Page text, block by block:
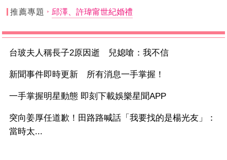
推薦專題 邱澤、許瑋甯世紀婚禮
台玻夫人稱長子2原因逝 兒媳嗆：我不信
新聞事件即時更新 所有消息一手掌握！
一手掌握明星動態 即刻下載娛樂星聞APP
突向姜厚任道歉！田路路喊話「我要找的是楊光友」：
當時太...